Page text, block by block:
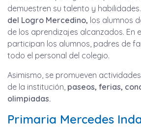
demuestren su talento y
del Logro Mercedino, los alumnos
de los aprendizajes alcanzados. En
participan los alumnos, padres de
todo el personal del colegio.
Asimismo, se promueven
de la institución, paseos, ferias,
olimpiadas.
Primaria Mercedes